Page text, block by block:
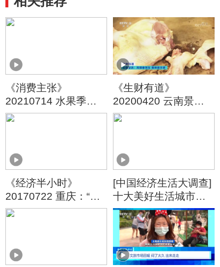
《消费主张》
20210714 水果季到
来，这些热带水果你
《生财有道》
20200420 云南景
洪：风情春常在 美味
《经济半小时》
20170722 重庆：“地
球癌症”有“解药”
[中国经济生活大调查]
十大美好生活城市
——昆明